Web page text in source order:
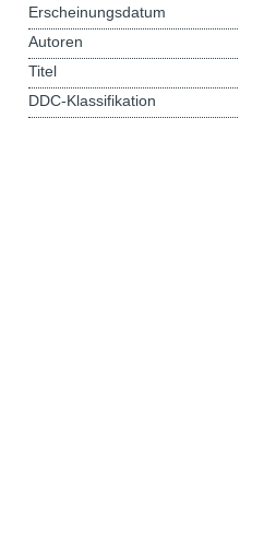
Erscheinungsdatum
Autoren
Titel
DDC-Klassifikation